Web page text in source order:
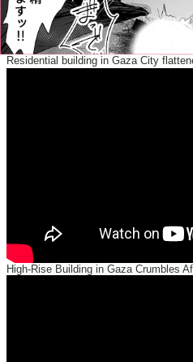
Residential building in Gaza City
High-Rise Building in Gaza Crumbles